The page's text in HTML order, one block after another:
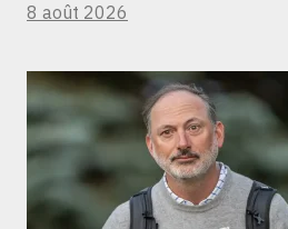
8 août 2026